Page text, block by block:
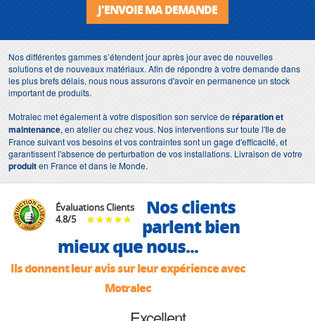
J'ENVOIE MA DEMANDE
Nos différentes gammes s’étendent jour après jour avec de nouvelles
solutions et de nouveaux matériaux. Afin de répondre à votre demande dans
les plus brefs délais, nous nous assurons d'avoir en permanence un stock
important de produits.
Motralec met également à votre disposition son service deréparation et
maintenance, en atelier ou chez vous. Nos interventions sur toute l'Ile de
France suivant vos besoins et vos contraintes sont un gage d'efficacité, et
garantissent l'absence de perturbation de vos installations. Livraison de votre
produiten France et dans le Monde.
Évaluations Clients
4.8/5
Nos clients
parlent bien
mieux que nous...
Ils donnent leur avis sur leur expérience avec
Motralec